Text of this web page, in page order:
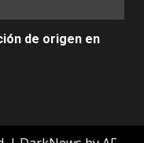
de origen en